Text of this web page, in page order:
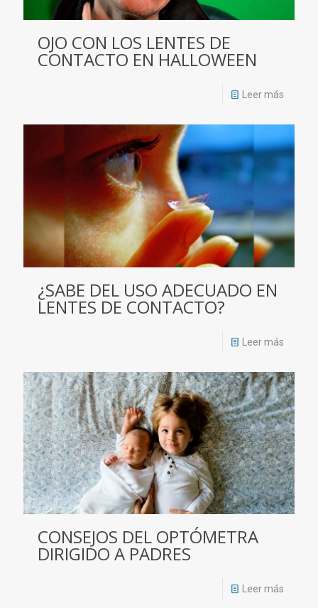
OJO CON LOS LENTES DE
CONTACTO EN HALLOWEEN
Leer más
¿SABE DEL USO ADECUADO EN
LENTES DE CONTACTO?
Leer más
CONSEJOS DEL OPTÓMETRA
DIRIGIDO A PADRES
Leer más